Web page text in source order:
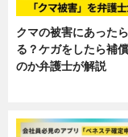
クマの被害にあった
る？ケガをしたら補
のか弁護士が解説